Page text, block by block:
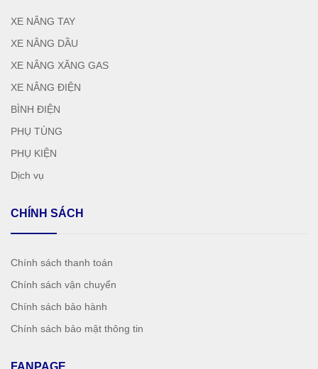
XE NÂNG TAY
XE NÂNG DẦU
XE NÂNG XĂNG GAS
XE NÂNG ĐIỆN
BÌNH ĐIỆN
PHỤ TÙNG
PHỤ KIỆN
Dịch vụ
CHÍNH SÁCH
Chính sách thanh toán
Chính sách vận chuyển
Chính sách bảo hành
Chính sách bảo mật thông tin
FANPAGE